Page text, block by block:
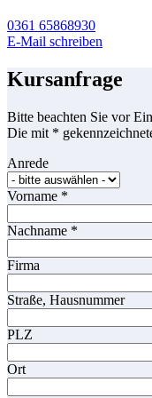
0361 65868930
E-Mail schreiben
Kursanfrage
Bitte beachten Sie vor
Die mit *
Anrede
Vorname *
Nachname *
Firma
Straße, Hausnummer
PLZ
Ort